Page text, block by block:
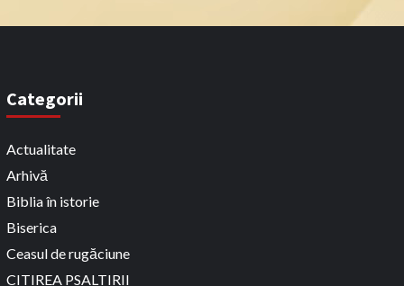
Categorii
Actualitate
Arhivă
Biblia în istorie
Biserica
Ceasul de rugăciune
CITIREA PSALTIRII